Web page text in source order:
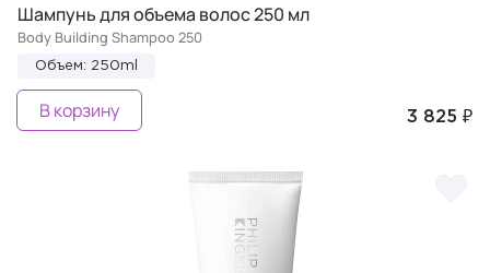
Шампунь для объема волос 250 мл
Body Building Shampoo 250
Объем: 250ml
3 825 ₽
В корзину